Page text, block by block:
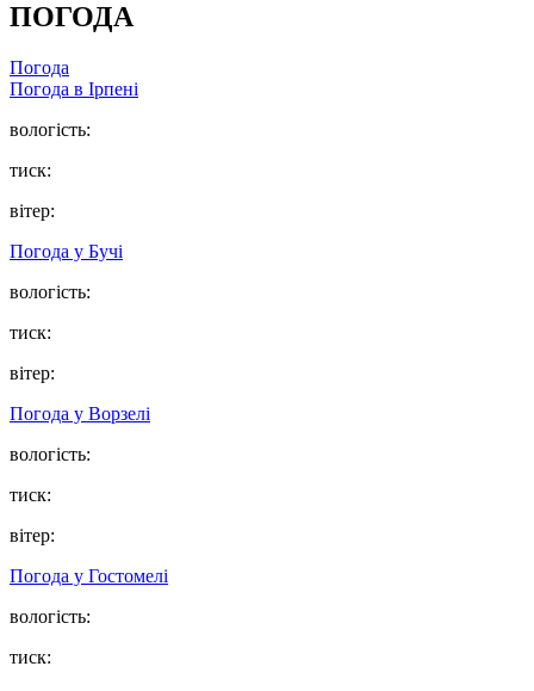
ПОГОДА
Погода
Погода в Ірпені
вологість:
тиск:
вітер:
Погода у Бучі
вологість:
тиск:
вітер:
Погода у Ворзелі
вологість:
тиск:
вітер:
Погода у Гостомелі
вологість:
тиск: